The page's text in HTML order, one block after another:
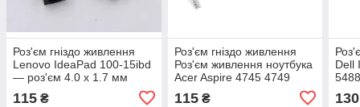
Роз'єм гніздо живлення
Lenovo IdeaPad 100-15ibd
— роз'єм 4.0 х 1.7 мм
115 ₴
Роз'єм гніздо живлення
Роз'єм живлення ноутбука
Acer Aspire 4745 4749
115₴
Dell
130